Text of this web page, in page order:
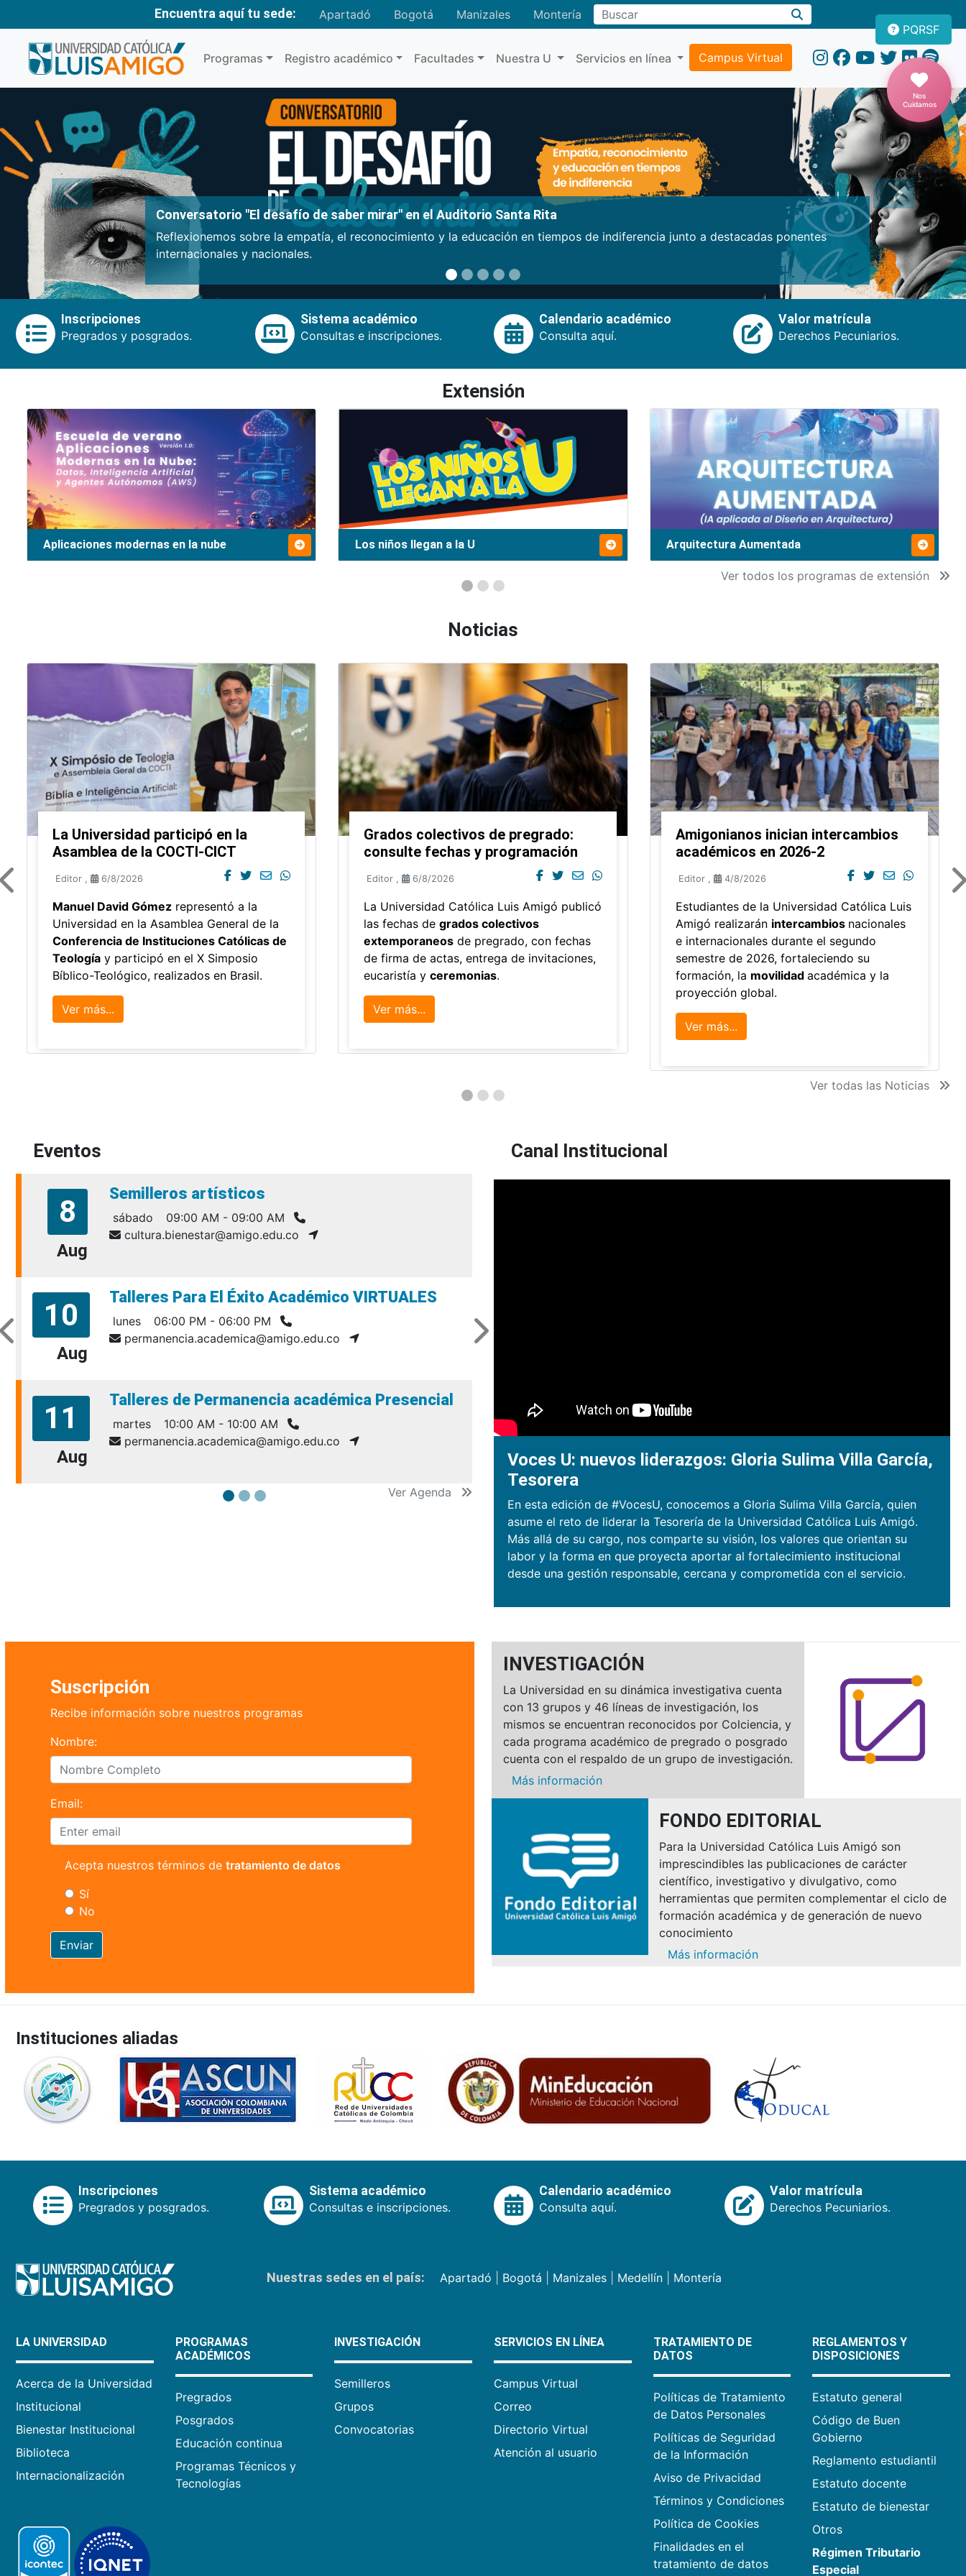
Encuentra aquí tu sede: Apartadó Bogotá Manizales MonteríaBuscar
Programas Registro académico Facultades Nuestra U Servicios en línea Campus Virtual
PQRSF
Nos
Cuidamos
Conversatorio "El desafío de saber mirar" en el Auditorio Santa Rita
Reflexionemos sobre la empatía, el reconocimiento y la educación en tiempos de indiferencia junto a destacadas ponentes
internacionales y nacionales.
Anterior Próxima
Inscripciones
Pregrados y posgrados.
Sistema académico
Consultas e inscripciones.
Calendario académico
Consulta aquí.
Valor matrícula
Derechos Pecuniarios.
Extensión
Aplicaciones modernas en la nube Los niños llegan a la U Arquitectura Aumentada
Ver todos los programas de extensión
Noticias
La Universidad participó en la
Asamblea de la COCTI-CICT
Editor , 6/8/2026
Manuel David Gómez representó a la
Universidad en la Asamblea General de la
Conferencia de Instituciones Católicas de
Teología y participó en el X Simposio
Bíblico-Teológico, realizados en Brasil.
Ver más...
Grados colectivos de pregrado:
consulte fechas y programación
Editor , 6/8/2026
La Universidad Católica Luis Amigó publicó
las fechas degrados colectivos
extemporaneos de pregrado, con fechas
de firma de actas, entrega de invitaciones,
eucaristía yceremonias.
Ver más...
Amigonianos inician intercambios
académicos en 2026-2
Editor , 4/8/2026
Estudiantes de la Universidad Católica Luis
Amigó realizarán intercambios nacionales
e internacionales durante el segundo
semestre de 2026, fortaleciendo su
formación, la movilidad académica y la
proyección global.
Ver más...
Ver todas las Noticias
Eventos
8
Aug
Semilleros artísticos
sábado
09:00 AM - 09:00 AM
cultura.bienestar@amigo.edu.co
10
Aug
Talleres Para El Éxito Académico VIRTUALES
lunes
06:00 PM - 06:00 PM
permanencia.academica@amigo.edu.co
11
Aug
Talleres de Permanencia académica Presencial
martes
10:00 AM - 10:00 AM
permanencia.academica@amigo.edu.co
Ver Agenda
Canal Institucional
Voces U: nuevos liderazgos: Gloria Sulima Villa García,
Tesorera
En esta edición de #VocesU, conocemos a Gloria Sulima Villa García, quien
asume el reto de liderar la Tesorería de la Universidad Católica Luis Amigó.
Más allá de su cargo, nos comparte su visión, los valores que orientan su
labor y la forma en que proyecta aportar al fortalecimiento institucional
desde una gestión responsable, cercana y comprometida con el servicio.
Suscripción
Recibe información sobre nuestros programas
Nombre:
Email:
Acepta nuestros términos de tratamiento de datos
Sí
No
Enviar
INVESTIGACIÓN
La Universidad en su dinámica investigativa cuenta
con 13 grupos y 46 líneas de investigación, los
mismos se encuentran reconocidos por Colciencia, y
cada programa académico de pregrado o posgrado
cuenta con el respaldo de un grupo de investigación.
Más información
FONDO EDITORIAL
Para la Universidad Católica Luis Amigó son
imprescindibles las publicaciones de carácter
científico, investigativo y divulgativo, como
herramientas que permiten complementar el ciclo de
formación académica y de generación de nuevo
conocimiento
Más información
Instituciones aliadas
Inscripciones
Pregrados y posgrados.
Sistema académico
Consultas e inscripciones.
Calendario académico
Consulta aquí.
Valor matrícula
Derechos Pecuniarios.
Nuestras sedes en el país: Apartadó Bogotá Manizales| Medellín| Montería
LA UNIVERSIDAD
Acerca de la Universidad
Institucional
Bienestar Institucional
Biblioteca
Internacionalización
PROGRAMAS
ACADÉMICOS
Pregrados
Posgrados
Educación continua
Programas Técnicos y
Tecnologías
INVESTIGACIÓN
Semilleros
Grupos
Convocatorias
SERVICIOS EN LÍNEA
Campus Virtual
Correo
Directorio Virtual
Atención al usuario
TRATAMIENTO DE
DATOS
Políticas de Tratamiento
de Datos Personales
Políticas de Seguridad
de la Información
Aviso de Privacidad
Términos y Condiciones
Política de Cookies
Finalidades en el
tratamiento de datos
REGLAMENTOS Y
DISPOSICIONES
Estatuto general
Código de Buen
Gobierno
Reglamento estudiantil
Estatuto docente
Estatuto de bienestar
Otros
Régimen Tributario
Especial